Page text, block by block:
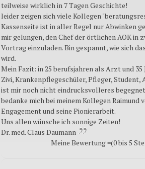
teilweise wirklich in 7 Tagen Geschichte!
leider zeigen sich viele Kollegen
Kassenseite ist in aller Regel nur Abwinken
mir gelungen, den Chef der örtlichen AOK in
Vortrag einzuladen. Bin gespannt, wie sich
wird.
Mein Fazit: in 25 berufsjahren als Arzt und 35
Zivi, Krankenpflegeschüler, Pfleger,
ist mir noch nicht eindrucksvolleres
bedanke mich bei meinem Kollegen Raimund
Engagement und seine Pionierarbeit.
Uns allen wünsche ich sonnige Zeiten!
Dr. med. Claus Daumann
Meine Bewertung =(0 bis 5